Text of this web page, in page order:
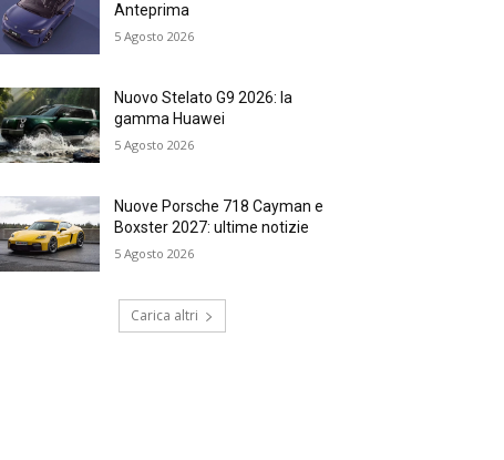
Anteprima
5 Agosto 2026
Nuovo Stelato G9 2026: la
gamma Huawei
5 Agosto 2026
Nuove Porsche 718 Cayman e
Boxster 2027: ultime notizie
5 Agosto 2026
Carica altri